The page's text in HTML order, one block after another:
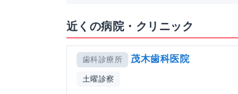
近くの病院・クリニック
歯科診療所 茂木歯科医院
土曜診察